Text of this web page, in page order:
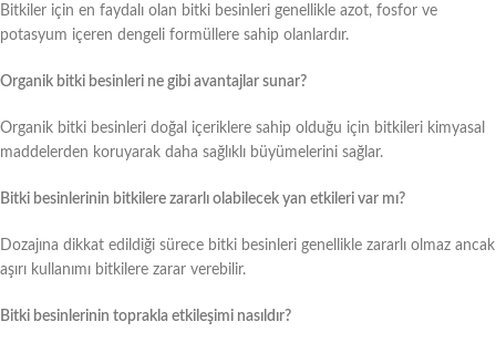
Bitkiler için en faydalı olan bitki besinleri genellikle azot, fosfor ve
potasyum içeren dengeli formüllere sahip olanlardır.
Organik bitki besinleri ne gibi avantajlar sunar?
Organik bitki besinleri doğal içeriklere sahip olduğu için bitkileri kimyasal
maddelerden koruyarak daha sağlıklı büyümelerini sağlar.
Bitki besinlerinin bitkilere zararlı olabilecek yan etkileri var mı?
Dozajına dikkat edildiği sürece bitki besinleri genellikle zararlı olmaz ancak
aşırı kullanımı bitkilere zarar verebilir.
Bitki besinlerinin toprakla etkileşimi nasıldır?